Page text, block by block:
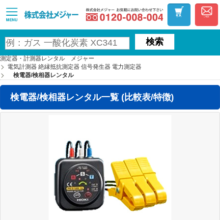
MAJOR
お気軽にお問
カート ご相談
検索
測定器・計測器レンタル メジャー
電気計測器 絶縁抵抗測定器 信号発生器 電力測定器
検電器/検相器レンタル
検電器/検相器レンタル一覧 (比較表/特徴)